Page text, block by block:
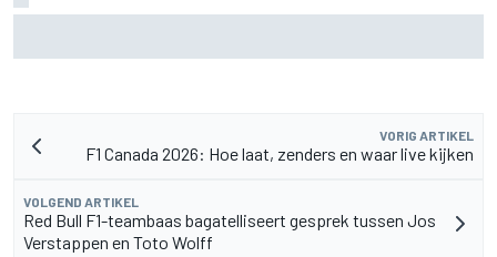
VORIG ARTIKEL
F1 Canada 2026: Hoe laat, zenders en waar live kijken
VOLGEND ARTIKEL
Red Bull F1-teambaas bagatelliseert gesprek tussen Jos
Verstappen en Toto Wolff